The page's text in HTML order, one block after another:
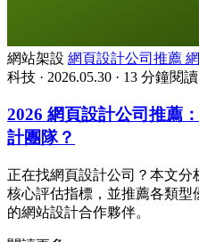
網站架設 網頁設計公司推薦
科技 · 2026.05.30 · 13 分鐘閱讀
2026 網頁設計公司推薦
計團隊？
正在找網頁設計公司？本文分
核心評估指標，並推薦各類
的網站設計合作夥伴。